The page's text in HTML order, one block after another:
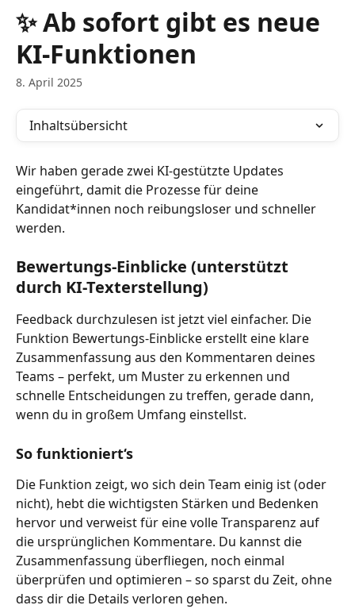
Zum Hauptinhalt springen
✨ Ab sofort gibt es neue
KI-Funktionen
8. April 2025
Inhaltsübersicht
Wir haben gerade zwei KI-gestützte Updates
eingeführt, damit die Prozesse für deine
Kandidat*innen noch reibungsloser und schneller
werden.
Bewertungs-Einblicke (unterstützt
durch KI-Texterstellung)
Feedback durchzulesen ist jetzt viel einfacher. Die
Funktion Bewertungs-Einblicke erstellt eine klare
Zusammenfassung aus den Kommentaren deines
Teams – perfekt, um Muster zu erkennen und
schnelle Entscheidungen zu treffen, gerade dann,
wenn du in großem Umfang einstellst.
So funktioniert‘s
Die Funktion zeigt, wo sich dein Team einig ist (oder
nicht), hebt die wichtigsten Stärken und Bedenken
hervor und verweist für eine volle Transparenz auf
die ursprünglichen Kommentare. Du kannst die
Zusammenfassung überfliegen, noch einmal
überprüfen und optimieren – so sparst du Zeit, ohne
dass dir die Details verloren gehen.